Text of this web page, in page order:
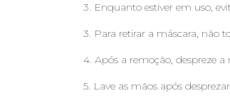
3. Enquanto estiver em uso,
3. Para retirar a máscara, não
4. Após a remoção, despreze
5. Lave as mãos após